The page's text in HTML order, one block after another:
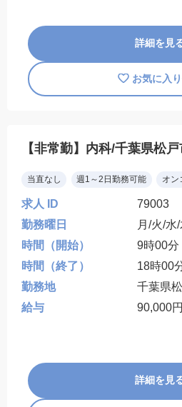
詳細を見
お気に入
【非常勤】内科/千葉県松
当直なし 週1～2日勤務可能 オン
求人 ID
79003
勤務曜日
月/火/水/
時間（開始）
9時00分
時間（終了）
18時00
勤務地
千葉県
給与
90,000円
詳細を見